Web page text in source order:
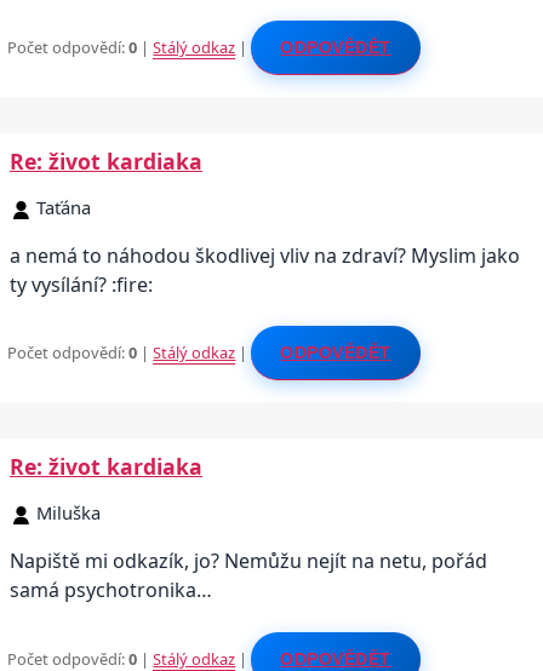
Počet odpovědí:0 |Stálý odkaz | ODPOVĚDĚT
Re: život kardiaka
Taťána
a nemá to náhodou škodlivej vliv na zdraví? Myslim jako
ty vysílání? :fire:
Počet odpovědí:0 |Stálý odkaz | ODPOVĚDĚT
Re: život kardiaka
Miluška
Napiště mi odkazík, jo? Nemůžu nejít na netu, pořád
samá psychotronika…
Počet odpovědí:0 |Stálý odkaz | ODPOVĚDĚT